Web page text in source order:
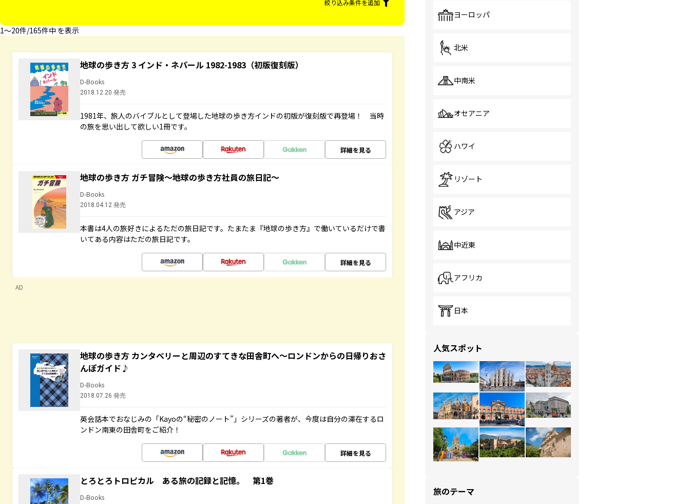
絞り込み条件を追加
1〜20件/165件中 を表示
地球の歩き方 3 インド・ネパール 1982-1983（初版復刻版）
D-Books
2018.12.20 発売
1981年、旅人のバイブルとして登場した地球の歩き方インドの初版が復刻版で再登場！ 当時
の旅を思い出して欲しい1冊です。
詳細を見る
地球の歩き方 ガチ冒険～地球の歩き方社員の旅日記～
D-Books
2018.04.12 発売
本書は4人の旅好きによるただの旅日記です。たまたま『地球の歩き方』で働いているだけで書
いてある内容はただの旅日記です。
詳細を見る
AD
地球の歩き方 カンタベリーと周辺のすてきな田舎町へ～ロンドンからの日帰りおさ
んぽガイド♪
D-Books
2018.07.26 発売
英会話本でおなじみの「Kayoの“秘密のノート”」シリーズの著者が、今度は自分の滞在するロ
ンドン南東の田舎町をご紹介！
詳細を見る
とろとろトロピカル ある旅の記録と記憶。 第1巻
D-Books
ヨーロッパ
北米
中南米
オセアニア
ハワイ
リゾート
アジア
中近東
アフリカ
日本
人気スポット
旅のテーマ